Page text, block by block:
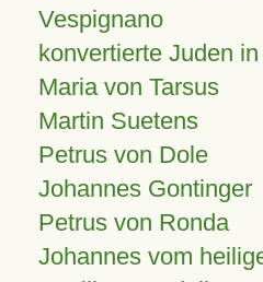
Vespignano
konvertierte Juden
Maria von Tarsus
Martin Suetens
Petrus von Dole
Johannes Gontinger
Petrus von Ronda
Johannes vom